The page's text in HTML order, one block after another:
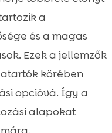
a
és a magas
Ezek a jellemzők
körében
opcióvá. Így a
alapokat